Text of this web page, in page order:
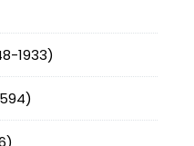
1933)